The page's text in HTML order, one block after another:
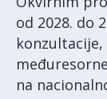
od 2028. do
na